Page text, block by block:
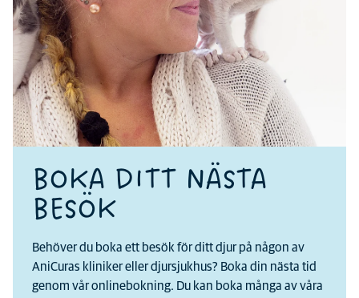
BOKA DITT NÄSTA
BESÖK
Behöver du boka ett besök för ditt djur på någon av
AniCuras kliniker eller djursjukhus? Boka din nästa tid
genom vår onlinebokning. Du kan boka många av våra